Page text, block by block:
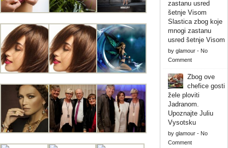
Slastica zbog koje
mnogi zastanu
usred šetnje Visom
by glamour- No
Comment
Zbog ove
chefice gosti
žele ploviti
Jadranom.
Upoznajte Juliu
Vysotsku
by glamour- No
Comment